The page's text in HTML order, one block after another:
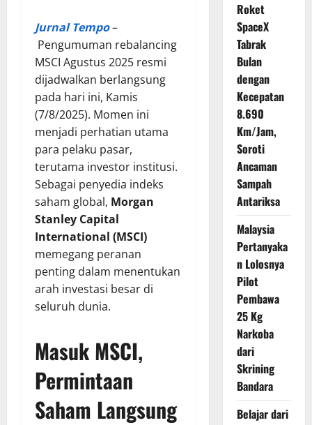
Jurnal Tempo–
Pengumuman rebalancing
MSCI Agustus 2025 resmi
dijadwalkan berlangsung
pada hari ini, Kamis
(7/8/2025). Momen ini
menjadi perhatian utama
para pelaku pasar,
terutama investor institusi.
Sebagai penyedia indeks
saham global, Morgan
Stanley Capital
International (MSCI)
memegang peranan
penting dalam menentukan
arah investasi besar di
seluruh dunia.
Masuk MSCI,
Permintaan
Saham Langsung
Roket
SpaceX
Tabrak
Bulan
dengan
Kecepatan
8.690
Km/Jam,
Soroti
Ancaman
Sampah
Antariksa
Malaysia
Pertanyaka
n Lolosnya
Pilot
Pembawa
25 Kg
Narkoba
dari
Skrining
Bandara
Belajar dari